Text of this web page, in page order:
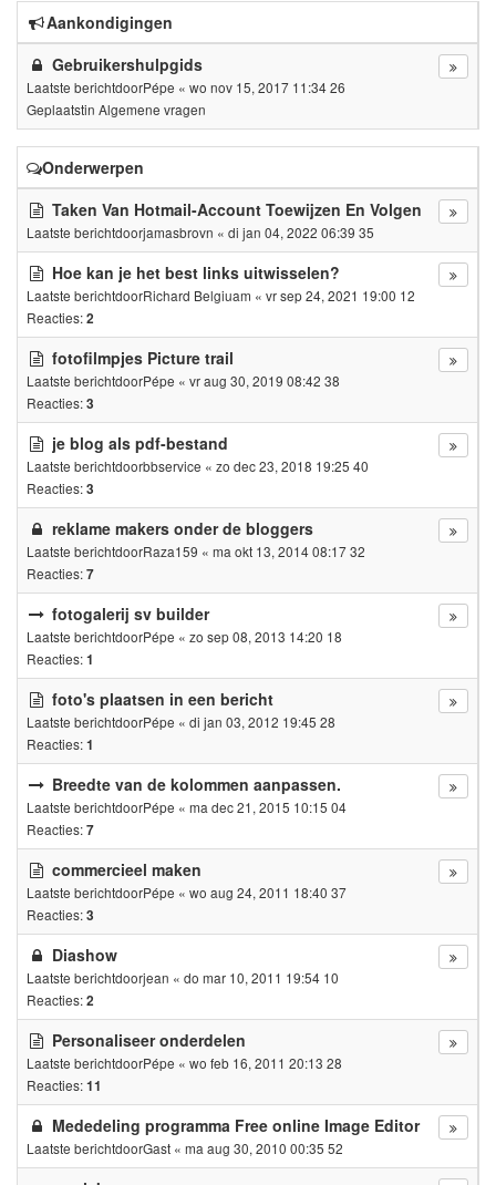
Aankondigingen
Gebruikershulpgids
Laatste berichtdoorPépe « wo nov 15, 2017 11:34 26
Geplaatstin Algemene vragen
Onderwerpen
Taken Van Hotmail-Account Toewijzen En Volgen
Laatste berichtdoorjamasbrovn « di jan 04, 2022 06:39 35
Hoe kan je het best links uitwisselen?
Laatste berichtdoorRichard Belgiuam « vr sep 24, 2021 19:00 12
Reacties:2
fotofilmpjes Picture trail
Laatste berichtdoorPépe « vr aug 30, 2019 08:42 38
Reacties:3
je blog als pdf-bestand
Laatste berichtdoorbbservice « zo dec 23, 2018 19:25 40
Reacties:3
reklame makers onder de bloggers
Laatste berichtdoorRaza159 « ma okt 13, 2014 08:17 32
Reacties:7
fotogalerij sv builder
Laatste berichtdoorPépe « zo sep 08, 2013 14:20 18
Reacties:1
foto's plaatsen in een bericht
Laatste berichtdoorPépe « di jan 03, 2012 19:45 28
Reacties:1
Breedte van de kolommen aanpassen.
Laatste berichtdoorPépe « ma dec 21, 2015 10:15 04
Reacties:7
commercieel maken
Laatste berichtdoorPépe « wo aug 24, 2011 18:40 37
Reacties:3
Diashow
Laatste berichtdoorjean « do mar 10, 2011 19:54 10
Reacties:2
Personaliseer onderdelen
Laatste berichtdoorPépe « wo feb 16, 2011 20:13 28
Reacties:11
Mededeling programma Free online Image Editor
Laatste berichtdoorGast « ma aug 30, 2010 00:35 52